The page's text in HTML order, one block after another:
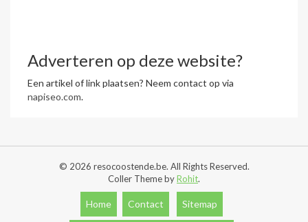
Adverteren op deze website?
Een artikel of link plaatsen? Neem contact op via
napiseo.com.
© 2026 resocoostende.be. All Rights Reserved.
Coller Theme byRohit.
Home Contact Sitemap